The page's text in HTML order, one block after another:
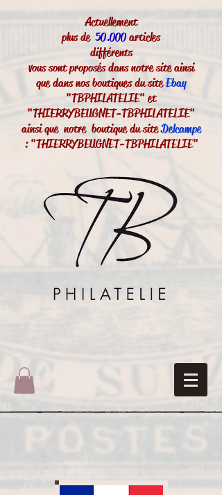
Actuellement
plus de50.000articles
différents
vous sont proposés dans notre site ainsi
que dans nos boutiques du siteEbay
"TBPHILATELIE" et
"THIERRYBEUGNET-TBPHILATELIE"
ainsi que notre boutique du siteDelcampe
: "THIERRYBEUGNET-TBPHILATELIE"